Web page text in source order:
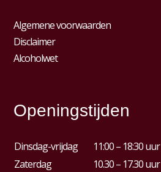
Algemene voorwaarden
Disclaimer
Alcoholwet
Openingstijden
Dinsdag-vrijdag
11:00 – 18:30 uur
Zaterdag
10.30 – 17.30 uur